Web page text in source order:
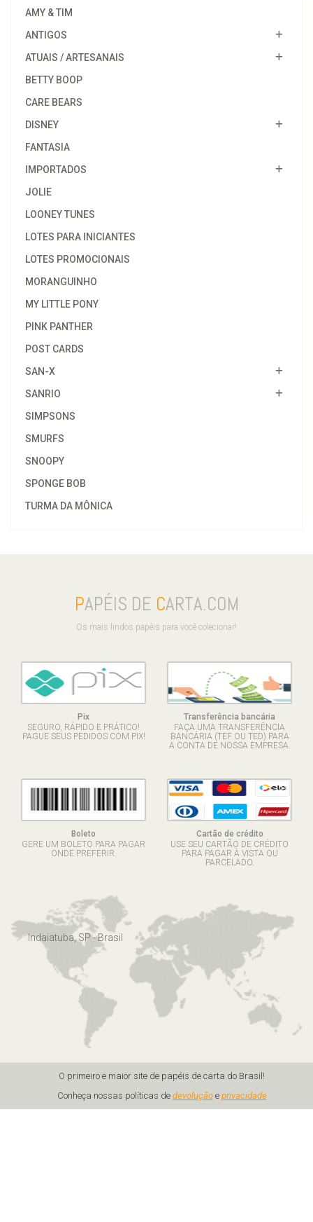
AMY & TIM
ANTIGOS
ATUAIS / ARTESANAIS
BETTY BOOP
CARE BEARS
DISNEY
FANTASIA
IMPORTADOS
JOLIE
LOONEY TUNES
LOTES PARA INICIANTES
LOTES PROMOCIONAIS
MORANGUINHO
MY LITTLE PONY
PINK PANTHER
POST CARDS
SAN-X
SANRIO
SIMPSONS
SMURFS
SNOOPY
SPONGE BOB
TURMA DA MÔNICA
PAPÉIS DE CARTA.COM
Os mais lindos papéis para você colecionar!
Pix
SEGURO, RÁPIDO E PRÁTICO!
PAGUE SEUS PEDIDOS COM PIX!
Transferência bancária
FAÇA UMA TRANSFERÊNCIA
BANCÁRIA (TEF OU TED) PARA
A CONTA DE NOSSA EMPRESA.
Boleto
GERE UM BOLETO PARA PAGAR
ONDE PREFERIR.
Cartão de crédito
USE SEU CARTÃO DE CRÉDITO
PARA PAGAR À VISTA OU
PARCELADO.
Indaiatuba, SP - Brasil
O primeiro e maior site de papéis de carta do Brasil!
Conheça nossas políticas de devoluçãoe privacidade